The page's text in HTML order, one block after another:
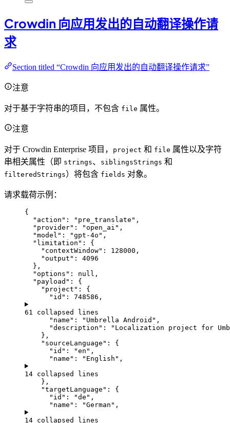
Crowdin 向应用发出的自动翻译操作请
求
Section titled “Crowdin 向应用发出的自动翻译操作请求”
注意
对于基于字符串的项目，不包含 file 属性。
注意
对于 Crowdin Enterprise 项目， project 和 file 属性以及字符
串相关属性（即 strings、 siblingsStrings 和
filteredStrings）将包含 fields 对象。
请求载荷示例：
{
"action" : " pre_translate " ,
"provider" : "open_ai " ,
"model" : "gpt-4o " ,
"limitation" : {
"contextWindow" : 128000 ,
"output" : 4096
},
"options" : null ,
"payload" : {
"project" : {
"id" : 748586 ,
61 collapsed lines
"name" : " Umbrella Android " ,
"description" : " Localization project for
},
"sourceLanguage" : {
"id" : "en " ,
"name" : " English " ,
14 collapsed lines
},
"targetLanguage" : {
"id" : "de " ,
"name" : "German " ,
14 collapsed lines